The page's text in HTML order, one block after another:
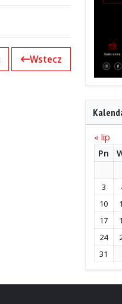
Wstecz
« lip
Pn
3
10
17
24
31